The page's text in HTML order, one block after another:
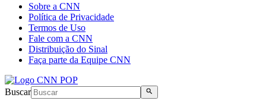
Sobre a CNN
Política de Privacidade
Termos de Uso
Fale com a CNN
Distribuição do Sinal
Faça parte da Equipe CNN
Buscar